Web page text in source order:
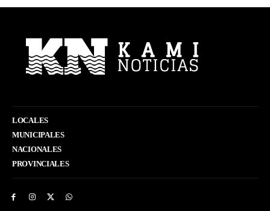
LOCALES
MUNICIPALES
NACIONALES
PROVINCIALES